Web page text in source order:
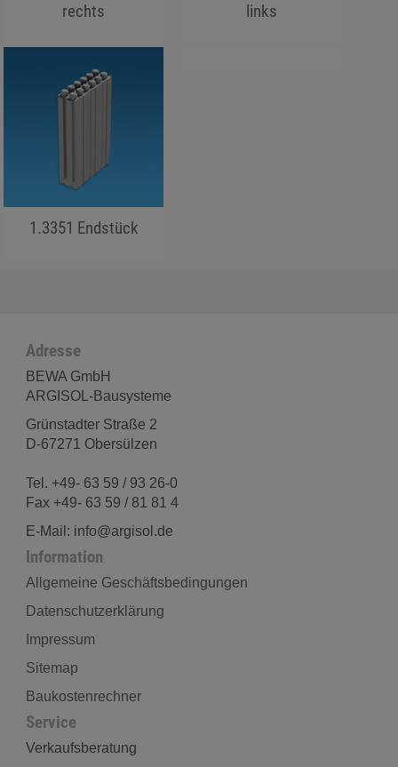
rechts
links
1.3351 Endstück
Adresse
BEWA GmbH
ARGISOL-Bausysteme
Grünstadter Straße 2
D-67271 Obersülzen
Tel. +49- 63 59 / 93 26-0
Fax +49- 63 59 / 81 81 4
E-Mail: info@argisol.de
Information
Allgemeine Geschäftsbedingungen
Datenschutzerklärung
Impressum
Sitemap
Baukostenrechner
Service
Verkaufsberatung